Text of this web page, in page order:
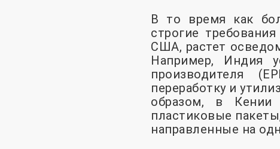
В то время как
строгие
США, растет
Например, Индия
производителя
переработку и
образом, в Кении
пластиковые
направленные на